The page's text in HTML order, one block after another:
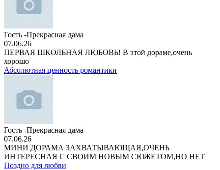
Гость -Прекрасная дама
07.06.26
ПЕРВАЯ ШКОЛЬНАЯ ЛЮБОВЬ! В этой дораме,очень
хорошо
Абсолютная ценность романтики
Гость -Прекрасная дама
07.06.26
МИНИ ДОРАМА ЗАХВАТЫВАЮЩАЯ,ОЧЕНЬ
ИНТЕРЕСНАЯ С СВОИМ НОВЫМ СЮЖЕТОМ,НО НЕТ
Поздно для любви